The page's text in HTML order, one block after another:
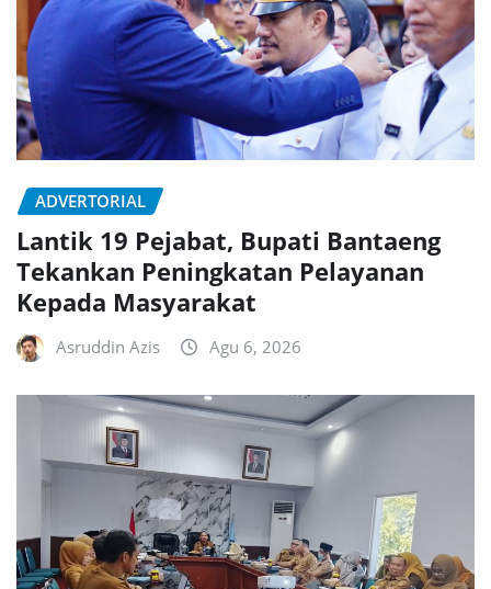
ADVERTORIAL
Lantik 19 Pejabat, Bupati Bantaeng
Tekankan Peningkatan Pelayanan
Kepada Masyarakat
Asruddin Azis Agu 6, 2026